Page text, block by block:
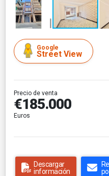
Google
Street View
Precio de venta
€185.000
Euros
Descargar
información